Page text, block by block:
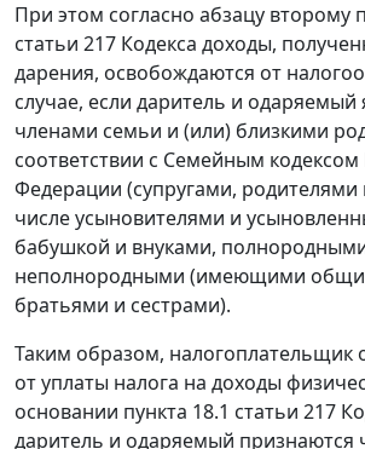
При этом согласно абзацу второму
статьи 217 Кодекса доходы,
дарения, освобождаются от
случае, если даритель и одаряемый
членами семьи и (или) близкими
соответствии с Семейным кодексом
Федерации (супругами, родителями
числе усыновителями и
бабушкой и внуками,
неполнородными (имеющими
братьями и сестрами).
Таким образом, налогоплательщик
от уплаты налога на доходы
основании пункта 18.1 статьи 217
даритель и одаряемый признаются